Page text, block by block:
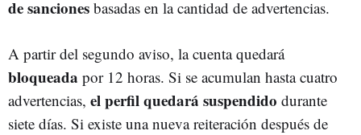
de sanciones basadas en la cantidad de advertencias.
A partir del segundo aviso, la cuenta quedará
bloqueada por 12 horas. Si se acumulan hasta cuatro
advertencias, el perfil quedará suspendido durante
siete días. Si existe una nueva reiteración después de